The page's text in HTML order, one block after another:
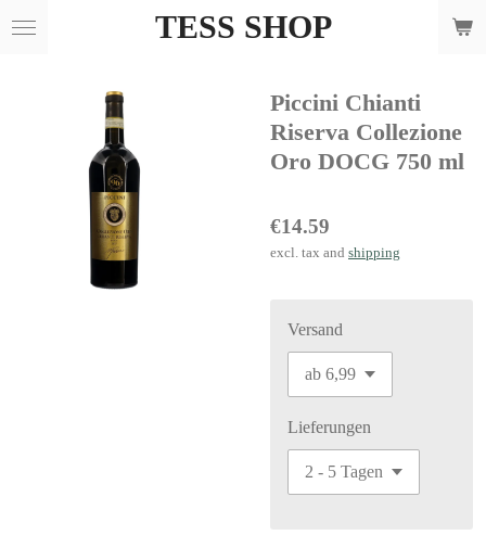
Skip
TESS SHOP
Piccini Chianti
Riserva Collezione
Oro DOCG 750 ml
€14.59
excl. tax and shipping
Versand
Lieferungen